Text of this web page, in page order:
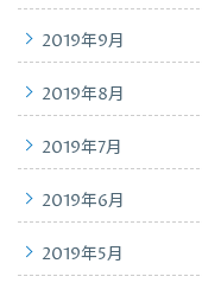
2019年9月
2019年8月
2019年7月
2019年6月
2019年5月